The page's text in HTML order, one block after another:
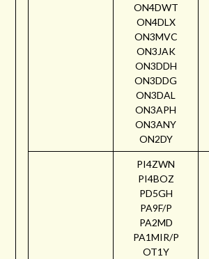
ON4DWT
ON4DLX
ON3MVC
ON3JAK
ON3DDH
ON3DDG
ON3DAL
ON3APH
ON3ANY
ON2DY
PI4ZWN
PI4BOZ
PD5GH
PA9F/P
PA2MD
PA1MIR/P
OT1Y